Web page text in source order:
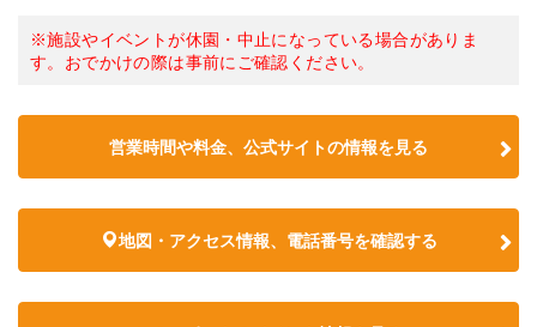
※施設やイベントが休園・中止になっている場合がありま
す。おでかけの際は事前にご確認ください。
営業時間や料金、公式サイトの情報を見る
地図・アクセス情報、電話番号を確認する